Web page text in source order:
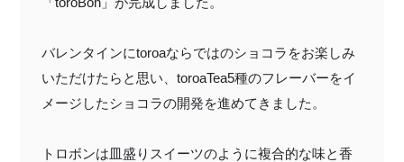
バレンタインにtoroaならではのショコラをお楽しみ
いただけたらと思い、 toroaTea5種のフレーバーをイ
メージしたショコラの開発を進めてきました。
トロボンは皿盛りスイーツのように複合的な味と香